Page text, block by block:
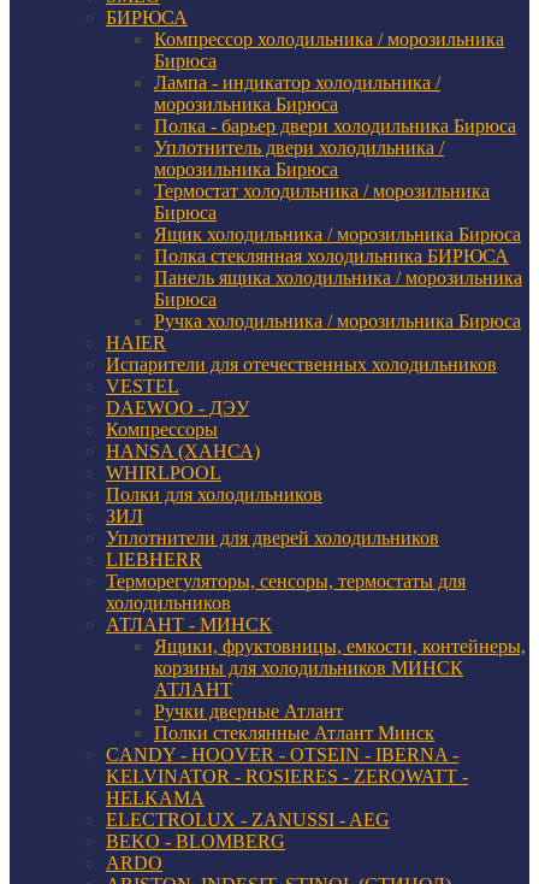
БИРЮСА
Компрессор холодильника / морозильника
Бирюса
Лампа - индикатор холодильника /
морозильника Бирюса
Полка - барьер двери холодильника Бирюса
Уплотнитель двери холодильника /
морозильника Бирюса
Термостат холодильника / морозильника
Бирюса
Ящик холодильника / морозильника Бирюса
Полка стеклянная холодильника БИРЮСА
Панель ящика холодильника / морозильника
Бирюса
Ручка холодильника / морозильника Бирюса
HAIER
Испарители для отечественных холодильников
VESTEL
DAEWOO - ДЭУ
Компрессоры
HANSA (ХАНСА)
WHIRLPOOL
Полки для холодильников
ЗИЛ
Уплотнители для дверей холодильников
LIEBHERR
Терморегуляторы, сенсоры, термостаты для
холодильников
АТЛАНТ - МИНСК
Ящики, фруктовницы, емкости, контейнеры,
корзины для холодильников МИНСК
АТЛАНТ
Ручки дверные Атлант
Полки стеклянные Атлант Минск
CANDY - HOOVER - OTSEIN - IBERNA -
KELVINATOR - ROSIERES - ZEROWATT -
HELKAMA
ELECTROLUX - ZANUSSI - AEG
BEKO - BLOMBERG
ARDO